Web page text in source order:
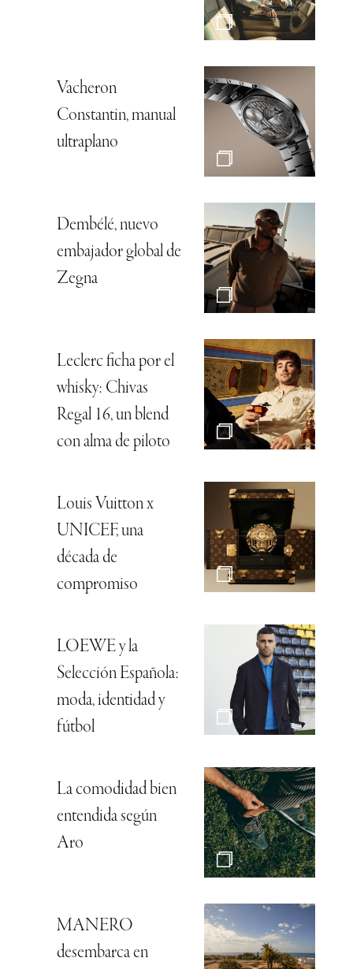
Vacheron
Constantin, manual
ultraplano
Dembélé, nuevo
embajador global de
Zegna
Leclerc ficha por el
whisky: Chivas
Regal 16, un blend
con alma de piloto
Louis Vuitton x
UNICEF, una
década de
compromiso
LOEWE y la
Selección Española:
moda, identidad y
fútbol
La comodidad bien
entendida según
Aro
MANERO
desembarca en